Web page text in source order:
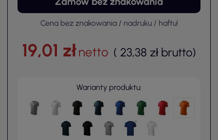
Cena bez znakowania / nadruku / haftu!
19,01 złnetto ( 23,38 zł brutto)
Warianty produktu: